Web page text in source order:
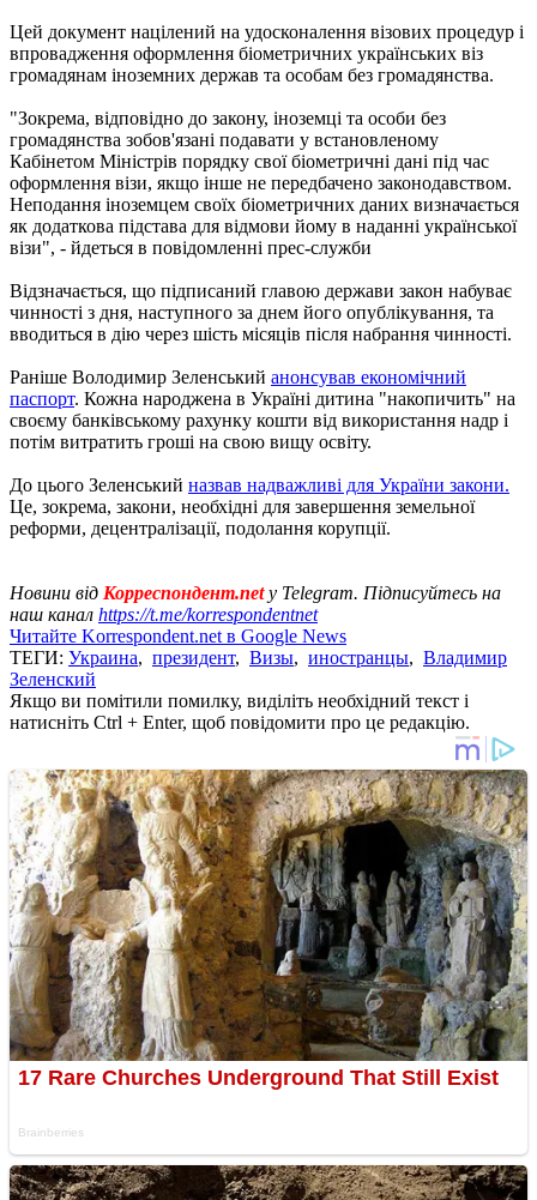
Цей документ націлений на удосконалення візових процедур і
впровадження оформлення біометричних українських віз
громадянам іноземних держав та особам без громадянства.
"Зокрема, відповідно до закону, іноземці та особи без
громадянства зобов'язані подавати у встановленому
Кабінетом Міністрів порядку свої біометричні дані під час
оформлення візи, якщо інше не передбачено законодавством.
Неподання іноземцем своїх біометричних даних визначається
як додаткова підстава для відмови йому в наданні української
візи", - йдеться в повідомленні прес-служби
Відзначається, що підписаний главою держави закон набуває
чинності з дня, наступного за днем ​​його опублікування, та
вводиться в дію через шість місяців після набрання чинності.
Раніше Володимир Зеленський анонсував економічний
паспорт. Кожна народжена в Україні дитина "накопичить" на
своєму банківському рахунку кошти від використання надр і
потім витратить гроші на свою вищу освіту.
До цього Зеленський назвав надважливі для України закони.
Це, зокрема, закони, необхідні для завершення земельної
реформи, децентралізації, подолання корупції.
Новини від Корреспондент.netу Telegram. Підписуйтесь на
наш канал https://t.me/korrespondentnet
Читайте Korrespondent.net в Google News
ТЕГИ: Украина, президент, Визы, иностранцы, Владимир
Зеленский
Якщо ви помітили помилку, виділіть необхідний текст і
натисніть Ctrl + Enter, щоб повідомити про це редакцію.